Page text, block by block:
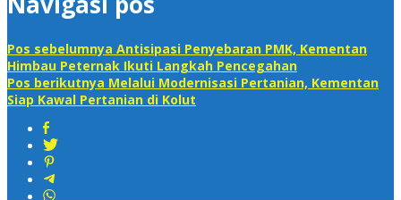
Pos sebelumnya Antisipasi Penyebaran PMK, Kementan
Himbau Peternak Ikuti Langkah Pencegahan
Pos berikutnya Melalui Modernisasi Pertanian, Kementan
Siap Kawal Pertanian di Kolut